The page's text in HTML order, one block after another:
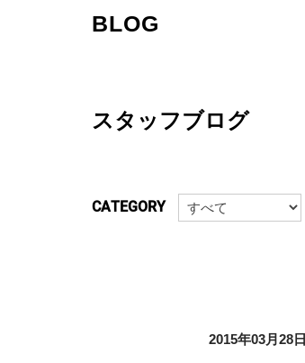
BLOG
スタッフブログ
CATEGORY
2015年03月28日